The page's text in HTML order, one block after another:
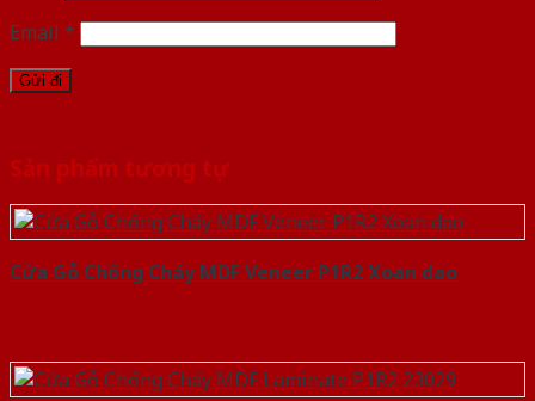
Email *
Sản phẩm tương tự
Cửa Gỗ Chống Cháy MDF Veneer P1R2 Xoan dao